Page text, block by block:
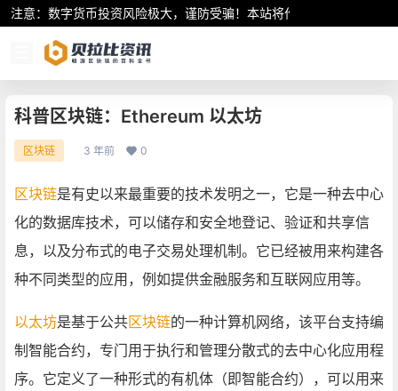
注意：数字货币投资风险极大，谨防受骗！本站将作为行业资讯共享
科普区块链：Ethereum 以太坊
区块链 3 年前 0
区块链是有史以来最重要的技术发明之一，它是一种去中心
化的数据库技术，可以储存和安全地登记、验证和共享信
息，以及分布式的电子交易处理机制。它已经被用来构建各
种不同类型的应用，例如提供金融服务和互联网应用等。
以太坊是基于公共区块链的一种计算机网络，该平台支持编
制智能合约，专门用于执行和管理分散式的去中心化应用程
序。它定义了一种形式的有机体（即智能合约），可以用来